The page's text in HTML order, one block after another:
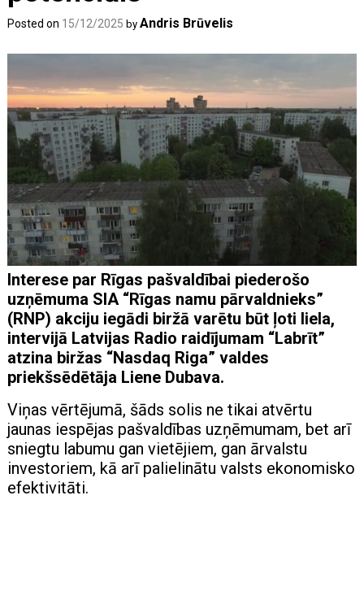
Posted on 15/12/2025 byAndris Brūvelis
Interese par Rīgas pašvaldībai piederošo
uzņēmuma SIA “Rīgas namu pārvaldnieks”
(RNP) akciju iegādi biržā varētu būt ļoti liela,
intervijā Latvijas Radio raidījumam “Labrīt”
atzina biržas “Nasdaq Riga” valdes
priekšsēdētāja Liene Dubava.
Viņas vērtējumā, šāds solis ne tikai atvērtu
jaunas iespējas pašvaldības uzņēmumam, bet arī
sniegtu labumu gan vietējiem, gan ārvalstu
investoriem, kā arī palielinātu valsts ekonomisko
efektivitāti.